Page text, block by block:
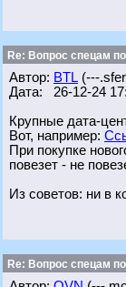
Re: Вопрос спецам
Автор: BTL (---
Дата: 26-12-24
Крупные дата-
Вот, например:
При покупке
повезет - не
Из советов: ни в
Re: Вопрос спецам